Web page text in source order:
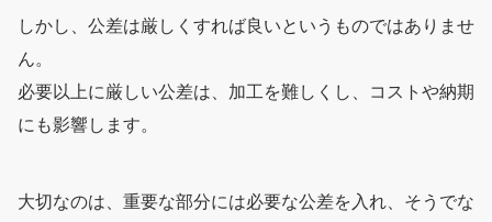
しかし、公差は厳しくすれば良いというものではありませ
ん。
必要以上に厳しい公差は、加工を難しくし、コストや納期
にも影響します。
大切なのは、重要な部分には必要な公差を入れ、そうでな